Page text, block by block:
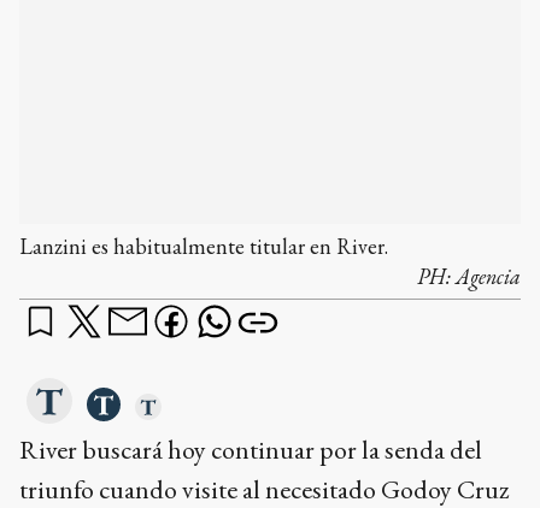
Lanzini es habitualmente titular en River.
PH:Agencia
River buscará hoy continuar por la senda del
triunfo cuando visite al necesitado Godoy Cruz